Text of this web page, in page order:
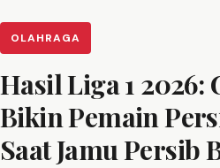
OLAHRAGA
Hasil Liga 1
Bikin Pemain
Saat Jamu Persib